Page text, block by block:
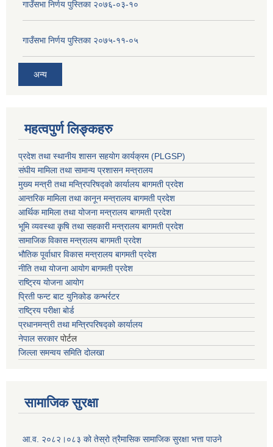
गाउँसभा निर्णय पुस्तिका २०७६-०३-१०
गाउँसभा निर्णय पुस्तिका २०७५-११-०५
अन्य
महत्वपुर्ण लिङ्कहरु
प्रदेश तथा स्थानीय शासन सहयाेग कार्यक्रम (PLGSP)
संघीय मामिला तथा सामान्य प्रशासन मन्त्रालय
मुख्य मन्त्री तथा मन्त्रिपरिषद्को कार्यालय बागमती प्रदेश
आन्तरिक मामिला तथा कानून मन्त्रालय बागमती प्रदेश
आर्थिक मामिला तथा योजना मन्त्रालय बागमती प्रदेश
भूमि व्यवस्था कृषि तथा सहकारी मन्त्रालय बागमती प्रदेश
सामाजिक विकास मन्त्रालय बागमती प्रदेश
भौतिक पूर्वाधार विकास मन्त्रालय बागमती प्रदेश
नीति तथा योजना आयोग बागमती प्रदेश
राष्ट्रिय योजना आयोग
प्रिती फन्ट बाट युनिकोड कन्भर्रटर
राष्ट्रिय परीक्षा बोर्ड
प्रधानमन्त्री तथा मन्त्रिपरिषद्को कार्यालय
नेपाल सरकारपोर्टल
जिल्ला समन्वय समिति दोलखा
सामाजिक सुरक्षा
आ.व. २०८२।०८३ को तेस्रो त्रैमासिक सामाजिक सुरक्षा भत्ता पाउने